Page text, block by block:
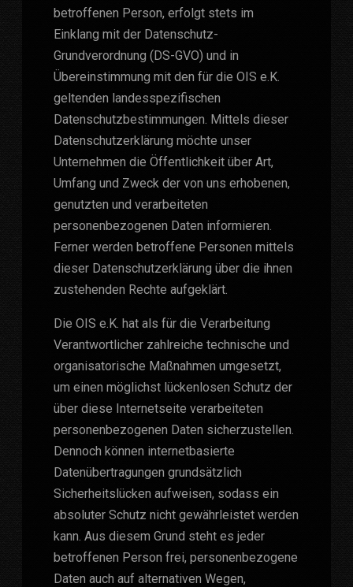
betroffenen Person, erfolgt stets im
Einklang mit der Datenschutz-
Grundverordnung (DS-GVO) und in
Übereinstimmung mit den für die OIS e.K.
geltenden landesspezifischen
Datenschutzbestimmungen. Mittels dieser
Datenschutzerklärung möchte unser
Unternehmen die Öffentlichkeit über Art,
Umfang und Zweck der von uns erhobenen,
genutzten und verarbeiteten
personenbezogenen Daten informieren.
Ferner werden betroffene Personen mittels
dieser Datenschutzerklärung über die ihnen
zustehenden Rechte aufgeklärt.
Die OIS e.K. hat als für die Verarbeitung
Verantwortlicher zahlreiche technische und
organisatorische Maßnahmen umgesetzt,
um einen möglichst lückenlosen Schutz der
über diese Internetseite verarbeiteten
personenbezogenen Daten sicherzustellen.
Dennoch können internetbasierte
Datenübertragungen grundsätzlich
Sicherheitslücken aufweisen, sodass ein
absoluter Schutz nicht gewährleistet werden
kann. Aus diesem Grund steht es jeder
betroffenen Person frei, personenbezogene
Daten auch auf alternativen Wegen,